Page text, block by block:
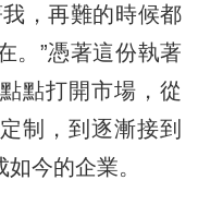
，再難的時候都
。”憑著這份執著
點打開市場，從
制，到逐漸接到
今的企業。